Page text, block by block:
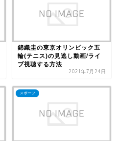
錦織圭の東京オリンピック五
輪(テニス)の見逃し動画/ライ
ブ視聴する方法
2021年7月24日
スポーツ